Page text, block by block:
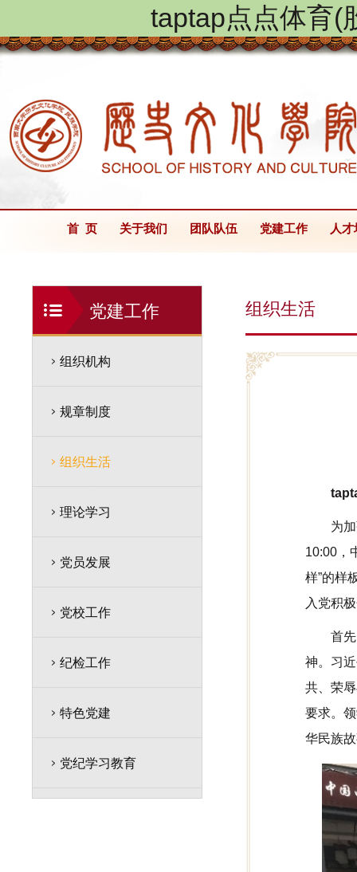
taptap点点体育(
首 页 关于我们 团队队伍 党建工作 人
党建工作
组织机构
规章制度
组织生活
理论学习
党员发展
党校工作
纪检工作
特色党建
党纪学习教育
组织生活
为
10:00，
样”的样
入党积
首
神。习
共、荣
要求。
华民族